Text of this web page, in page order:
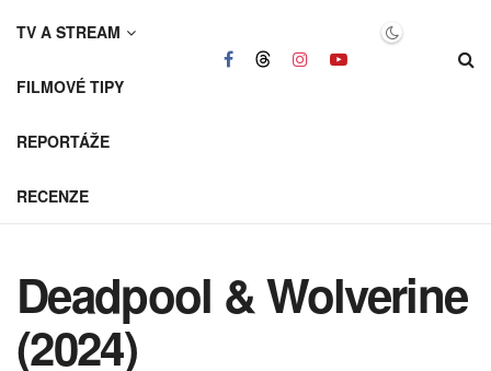
TV A STREAM
FILMOVÉ TIPY
REPORTÁŽE
RECENZE
Deadpool & Wolverine
(2024)